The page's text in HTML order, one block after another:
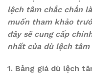
lệch tâm chắc chắn
muốn tham khảo
đây sẽ cung cấp
nhất của dù lệch tâm
1. Bảng giá dù lệch